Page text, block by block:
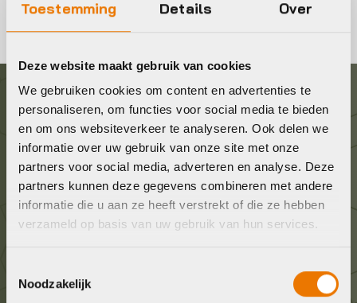
Toestemming Details Over
Deze website maakt gebruik van cookies
We gebruiken cookies om content en advertenties te
personaliseren, om functies voor social media te bieden
en om ons websiteverkeer te analyseren. Ook delen we
informatie over uw gebruik van onze site met onze
partners voor social media, adverteren en analyse. Deze
partners kunnen deze gegevens combineren met andere
informatie die u aan ze heeft verstrekt of die ze hebben
verzameld op basis van uw gebruik van hun services.
Noodzakelijk
Graag in contact komen?
Wij staan voor je klaar! Neem contact op via de
onderstaande gegevens.
Stuur ons een e-mail
Geef ons een belletje